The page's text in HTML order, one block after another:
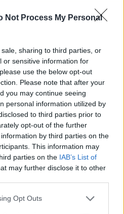
Not Process My Personal
sharing to third parties, or
or sensitive information for
use the below opt-out
Please note that after your
you may continue seeing
personal information utilized by
to third parties prior to
opt-out of the further
by third parties on the
This information may
parties on the IAB’s List of
may further disclose it to other
app uses one or more Google
Opt Outs
a friss hírekről a